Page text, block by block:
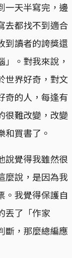
一天半寫完，邊
去都找不到適合
到讀者的誇獎還
。對我來說，
世界好奇，對文
奇的人，每逢有
很難改變，改變
和買書了。
說覺得我雖然很
麼說，是因為我
。我覺得保護自
丟了「作家
斷，那麼總編應